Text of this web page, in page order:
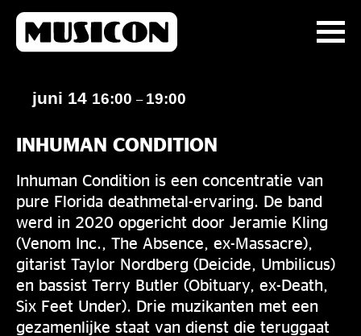
juni 14 16:00 – 19:00
INHUMAN CONDITION
Inhuman Condition is een concentratie van
pure Florida deathmetal-ervaring. De band
werd in 2020 opgericht door Jeramie Kling
(Venom Inc., The Absence, ex-Massacre),
gitarist Taylor Nordberg (Deicide, Umbilicus)
en bassist Terry Butler (Obituary, ex-Death,
Six Feet Under). Drie muzikanten met een
gezamenlijke staat van dienst die teruggaat